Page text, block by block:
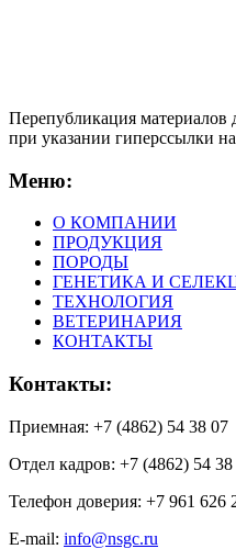
Перепубликация материалов
при указании гиперсcылки
Меню:
О КОМПАНИИ
ПРОДУКЦИЯ
ПОРОДЫ
ГЕНЕТИКА И
ТЕХНОЛОГИЯ
ВЕТЕРИНАРИЯ
КОНТАКТЫ
Контакты:
Приемная: +7 (4862) 54 38 07
Отдел кадров: +7 (4862) 54 38
Телефон доверия: +7 961 626
E-mail: info@nsgc.ru